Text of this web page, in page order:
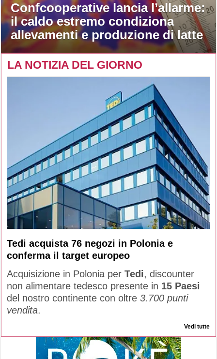
Confcooperative lancia l’allarme:
il caldo estremo condiziona
allevamenti e produzione di latte
LA NOTIZIA DEL GIORNO
Tedi acquista 76 negozi in Polonia e
conferma il target europeo
Acquisizione in Polonia per Tedi, discounter
non alimentare tedesco presente in 15 Paesi
del nostro continente con oltre 3.700 punti
vendita.
Vedi tutte